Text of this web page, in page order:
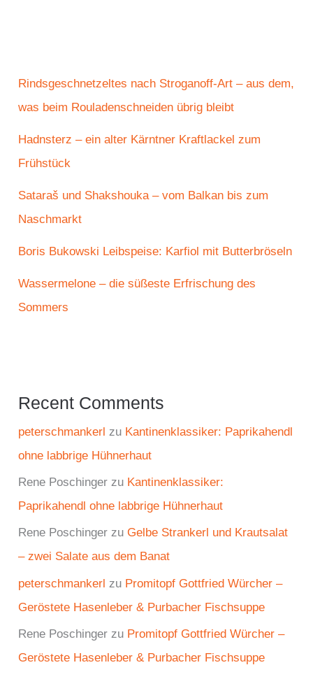
Rindsgeschnetzeltes nach Stroganoff-Art – aus dem,
was beim Rouladenschneiden übrig bleibt
Hadnsterz – ein alter Kärntner Kraftlackel zum
Frühstück
Sataraš und Shakshouka – vom Balkan bis zum
Naschmarkt
Boris Bukowski Leibspeise: Karfiol mit Butterbröseln
Wassermelone – die süßeste Erfrischung des
Sommers
Recent Comments
peterschmankerl zu Kantinenklassiker: Paprikahendl
ohne labbrige Hühnerhaut
Rene Poschinger zu Kantinenklassiker:
Paprikahendl ohne labbrige Hühnerhaut
Rene Poschinger zuGelbe Strankerl und Krautsalat
– zwei Salate aus dem Banat
peterschmankerl zu Promitopf Gottfried Würcher –
Geröstete Hasenleber & Purbacher Fischsuppe
Rene Poschinger zu Promitopf Gottfried Würcher –
Geröstete Hasenleber & Purbacher Fischsuppe